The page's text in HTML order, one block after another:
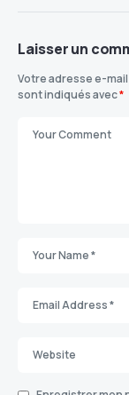
Laisser un
Votre adresse e-
sont indiqués avec*